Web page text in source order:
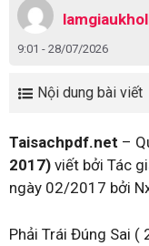
9:01 - 28/07/2026
Nội dung bài viết
Taisachpdf.net –
2017) viết bởi Tác
ngày 02/2017 bởi
Phải Trái Đúng Sai (